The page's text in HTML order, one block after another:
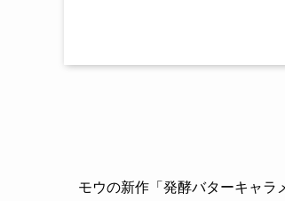
モウの新作「発酵バターキャラ